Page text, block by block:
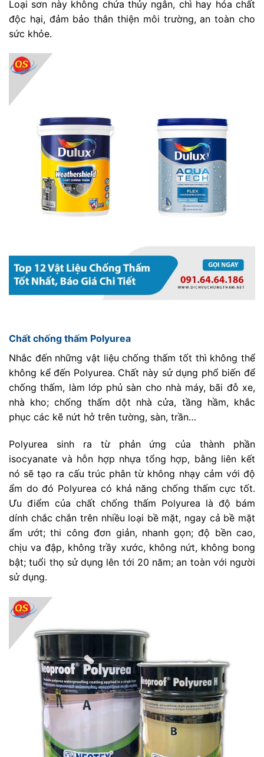
Loại sơn này không chứa thủy ngân, chì hay hóa chất
độc hại, đảm bảo thân thiện môi trường, an toàn cho
sức khỏe.
Chất chống thấm Polyurea
Nhắc đến những vật liệu chống thấm tốt thì không thể
không kể đến Polyurea. Chất này sử dụng phổ biến để
chống thấm, làm lớp phủ sàn cho nhà máy, bãi đỗ xe,
nhà kho; chống thấm dột nhà cửa, tầng hầm, khắc
phục các kẽ nứt hở trên tường, sàn, trần…
Polyurea sinh ra từ phản ứng của thành phần
isocyanate và hỗn hợp nhựa tổng hợp, bằng liên kết
nó sẽ tạo ra cấu trúc phân từ không nhạy cảm với độ
ẩm do đó Polyurea có khả năng chống thấm cực tốt.
Ưu điểm của chất chống thấm Polyurea là độ bám
dính chắc chắn trên nhiều loại bề mặt, ngay cả bề mặt
ẩm ướt; thi công đơn giản, nhanh gọn; độ bền cao,
chịu va đập, không trầy xước, không nứt, không bong
bật; tuổi thọ sử dụng lên tới 20 năm; an toàn với người
sử dụng.